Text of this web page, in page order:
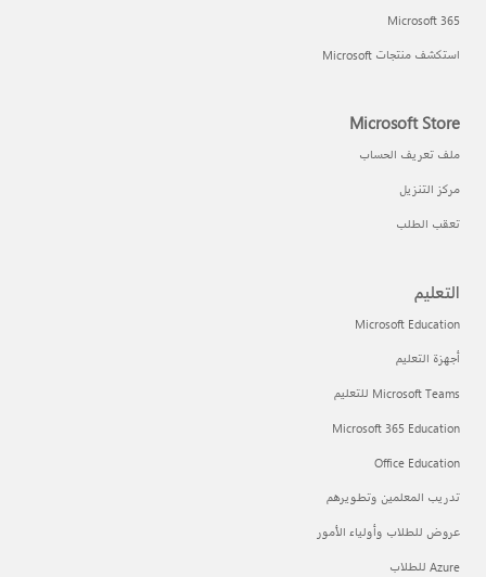
Microsoft 365
استكشف منتجات Microsoft
Microsoft Store
ملف تعريف الحساب
مركز التنزيل
تعقب الطلب
التعليم
Microsoft Education
أجهزة التعليم
Microsoft Teams للتعليم
Microsoft 365 Education
Office Education
تدريب المعلمين وتطويرهم
عروض للطلاب وأولياء الأمور
Azure للطلاب